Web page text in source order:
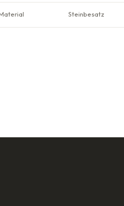
Steinbesatz